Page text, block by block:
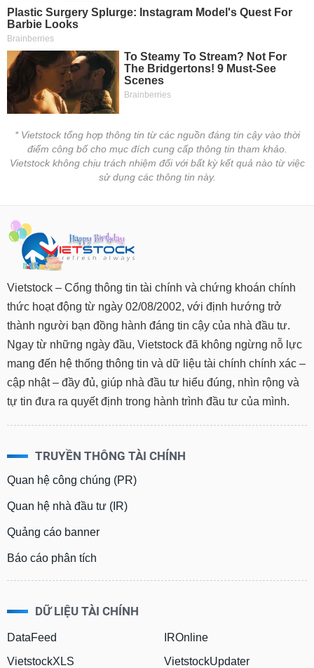
* Vietstock tổng hợp thông tin từ các nguồn đáng tin cậy vào thời
điểm công bố cho mục đích cung cấp thông tin tham khảo.
Vietstock không chịu trách nhiệm đối với bất kỳ kết quả nào từ việc
sử dụng các thông tin này.
Vietstock – Cổng thông tin tài chính và chứng khoán chính
thức hoạt động từ ngày 02/08/2002, với định hướng trở
thành người bạn đồng hành đáng tin cậy của nhà đầu tư.
Ngay từ những ngày đầu, Vietstock đã không ngừng nỗ lực
mang đến hệ thống thông tin và dữ liệu tài chính chính xác –
cập nhật – đầy đủ, giúp nhà đầu tư hiểu đúng, nhìn rộng và
tự tin đưa ra quyết định trong hành trình đầu tư của mình.
TRUYỀN THÔNG TÀI CHÍNH
Quan hệ công chúng (PR)
Quan hệ nhà đầu tư (IR)
Quảng cáo banner
Báo cáo phân tích
DỮ LIỆU TÀI CHÍNH
DataFeed
VietstockXLS
IROnline
VietstockUpdater